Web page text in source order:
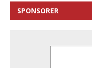
SPONSORER